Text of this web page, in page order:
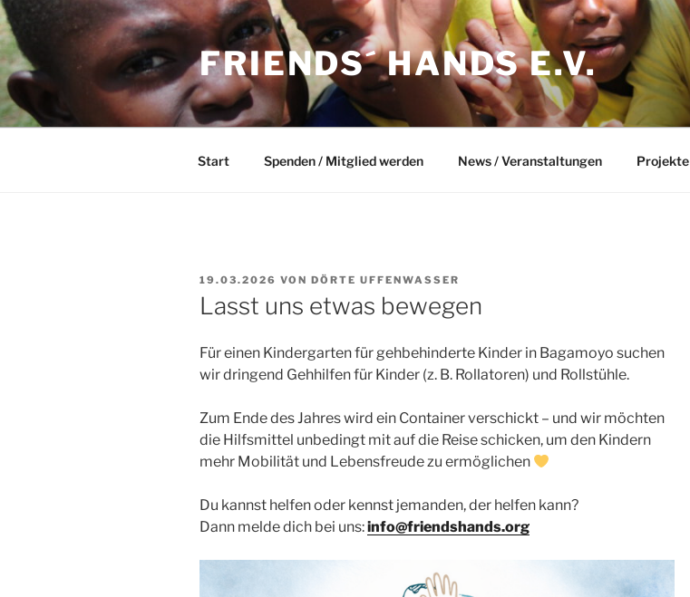
Zum
Inhalt
springen
FRIENDS´ HANDS E.V.
Start Spenden / Mitglied werden News / Veranstaltungen Projekte
VERÖFFENTLICHT
AM
19.03.2026 VON DÖRTE UFFENWASSER
Lasst uns etwas bewegen
Für einen Kindergarten für gehbehinderte Kinder in Bagamoyo suchen
wir dringend Gehhilfen für Kinder (z. B. Rollatoren) und Rollstühle.
Zum Ende des Jahres wird ein Container verschickt – und wir möchten
die Hilfsmittel unbedingt mit auf die Reise schicken, um den Kindern
mehr Mobilität und Lebensfreude zu ermöglichen
Du kannst helfen oder kennst jemanden, der helfen kann?
Dann melde dich bei uns:info@friendshands.org